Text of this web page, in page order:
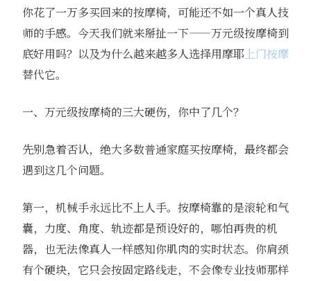
你花了一万多买回来的按摩椅，可能还不如一个真人技
师的手感。今天我们就来掰扯一下——万元级按摩椅到
底好用吗？以及为什么越来越多人选择用摩耶上门按摩
替代它。
一、万元级按摩椅的三大硬伤，你中了几个？
先别急着否认，绝大多数普通家庭买按摩椅，最终都会
遇到这几个问题。
第一，机械手永远比不上人手。按摩椅靠的是滚轮和气
囊，力度、角度、轨迹都是预设好的，哪怕再贵的机
器，也无法像真人一样感知你肌肉的实时状态。你肩颈
有个硬块，它只会按固定路线走，不会像专业技师那样